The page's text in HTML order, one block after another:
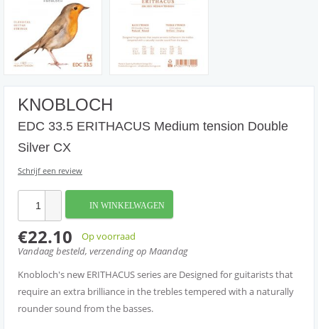
KNOBLOCH
EDC 33.5 ERITHACUS Medium tension Double
Silver CX
Schrijf een review
IN WINKELWAGEN
€22.10
Op voorraad
Vandaag besteld, verzending op Maandag
Knobloch's new ERITHACUS series are Designed for guitarists that
require an extra brilliance in the trebles tempered with a naturally
rounder sound from the basses.